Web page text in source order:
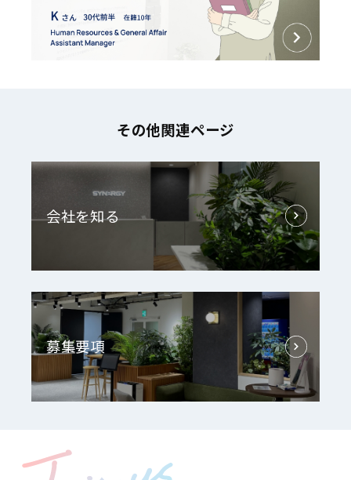
その他関連ページ
会社を知る
募集要項